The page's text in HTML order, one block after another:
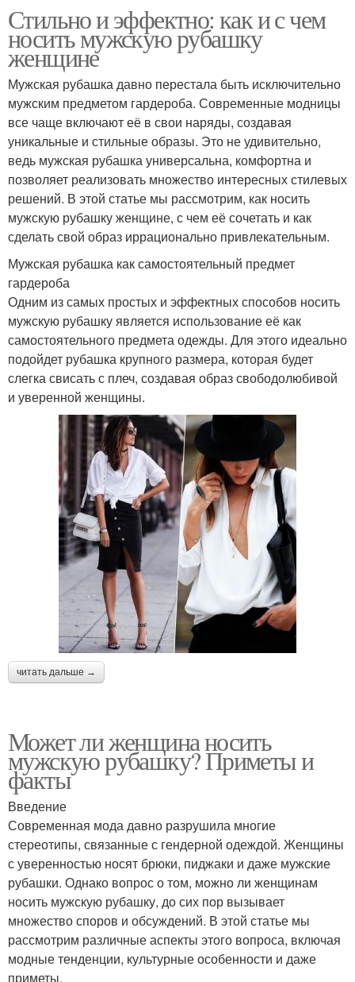
Стильно и эффектно: как и с чем
носить мужскую рубашку
женщине
Мужская рубашка давно перестала быть исключительно
мужским предметом гардероба. Современные модницы
все чаще включают её в свои наряды, создавая
уникальные и стильные образы. Это не удивительно,
ведь мужская рубашка универсальна, комфортна и
позволяет реализовать множество интересных стилевых
решений. В этой статье мы рассмотрим, как носить
мужскую рубашку женщине, с чем её сочетать и как
сделать свой образ иррационально привлекательным.
Мужская рубашка как самостоятельный предмет
гардероба
Одним из самых простых и эффектных способов носить
мужскую рубашку является использование её как
самостоятельного предмета одежды. Для этого идеально
подойдет рубашка крупного размера, которая будет
слегка свисать с плеч, создавая образ свободолюбивой
и уверенной женщины.
читать дальше →
Может ли женщина носить
мужскую рубашку? Приметы и
факты
Введение
Современная мода давно разрушила многие
стереотипы, связанные с гендерной одеждой. Женщины
с уверенностью носят брюки, пиджаки и даже мужские
рубашки. Однако вопрос о том, можно ли женщинам
носить мужскую рубашку, до сих пор вызывает
множество споров и обсуждений. В этой статье мы
рассмотрим различные аспекты этого вопроса, включая
модные тенденции, культурные особенности и даже
приметы.